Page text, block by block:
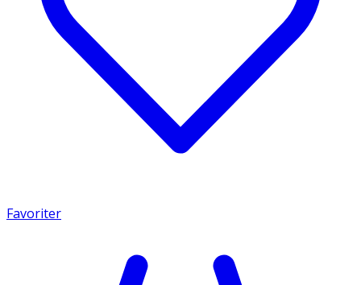
Favoriter